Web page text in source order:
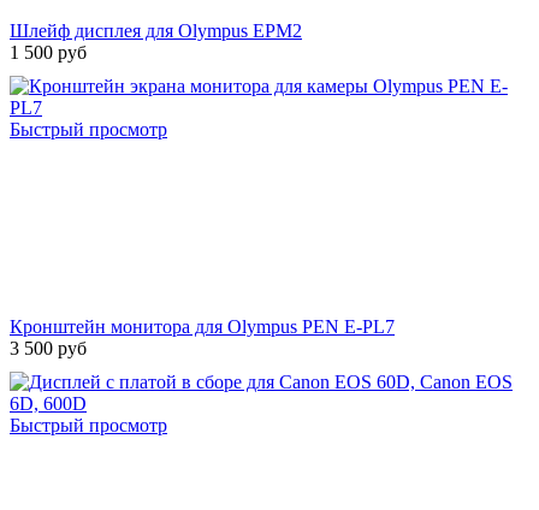
Шлейф дисплея для Olympus EPM2
1 500 руб
Быстрый просмотр
Кронштейн монитора для Olympus PEN E-PL7
3 500 руб
Быстрый просмотр